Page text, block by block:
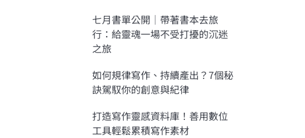
七月書單公開｜帶著書本去旅
行：給靈魂一場不受打擾的沉迷
之旅
如何規律寫作、持續產出？7個秘
訣駕馭你的創意與紀律
打造寫作靈感資料庫！善用數位
工具輕鬆累積寫作素材